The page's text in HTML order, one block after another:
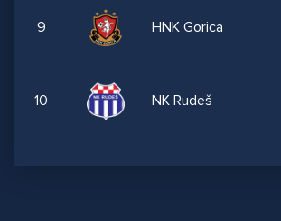
9 HNK Gorica
10 NK Rudeš